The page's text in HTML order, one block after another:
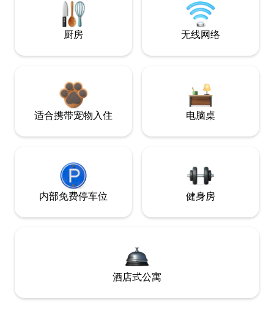
厨房 无线网络
适合携带宠物入住 电脑桌
内部免费停车位 健身房
酒店式公寓